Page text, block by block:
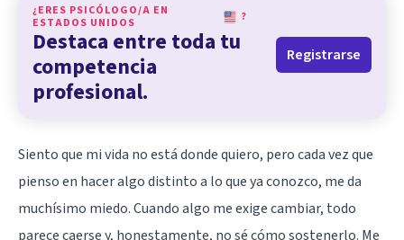
¿ERES PSICÓLOGO/A EN
ESTADOS UNIDOS
?
Destaca entre toda tu
competencia
profesional.
Registrarse
Siento que mi vida no está donde quiero, pero cada vez que
pienso en hacer algo distinto a lo que ya conozco, me da
muchísimo miedo. Cuando algo me exige cambiar, todo
parece caerse y, honestamente, no sé cómo sostenerlo. Me